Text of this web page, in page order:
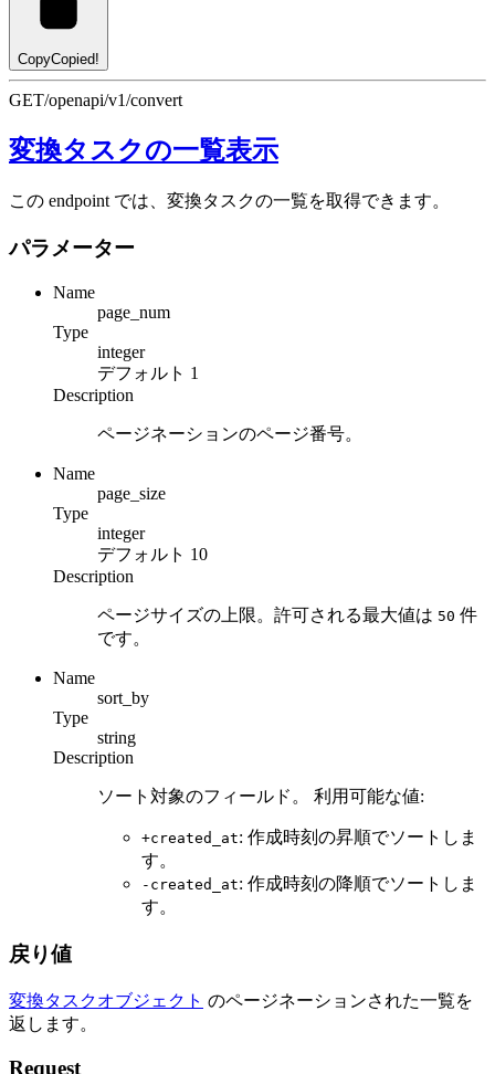
CopyCopied!
GET/openapi/v1/convert
変換タスクの一覧表示
この endpoint では、変換タスクの一覧を取得できます。
パラメーター
Name
page_num
Type
integer
デフォルト 1
Description
ページネーションのページ番号。
Name
page_size
Type
integer
デフォルト 10
Description
ページサイズの上限。許可される最大値は 50 件
です。
Name
sort_by
Type
string
Description
ソート対象のフィールド。 利用可能な値:
+created_at: 作成時刻の昇順でソートしま
す。
-created_at: 作成時刻の降順でソートしま
す。
戻り値
変換タスクオブジェクト のページネーションされた一覧を
返します。
Request